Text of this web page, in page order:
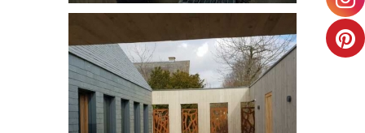
Brise vue découpe laser